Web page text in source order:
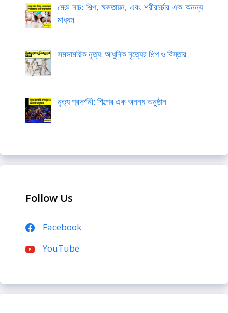
মেরু নাচ: শিল্প, ক্ষমতায়ন, এবং শরীরচর্চার এক অনন্য
মাধ্যম
সমসাময়িক নৃত্য: আধুনিক নৃত্যের শিল্প ও বিস্তার
নৃত্য প্রদর্শনী: শিল্পের এক অনন্য অনুষ্ঠান
Follow Us
Facebook
YouTube